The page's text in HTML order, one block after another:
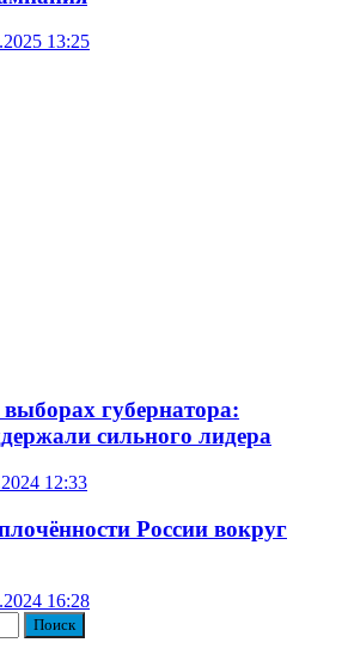
13:25
губернатора:
сильного лидера
12:33
России вокруг
16:28